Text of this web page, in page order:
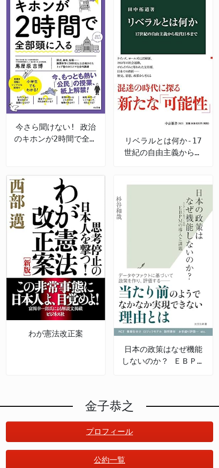
今さら聞けない! 政治
のキホンが2時間で全部
リベラルとは何か-17
世紀の自由主義から現
わが憲法改正案
日本の政策はなぜ機能
しないのか？ ＥＢＰＭ
金子恭之
プロフィール
公約一覧